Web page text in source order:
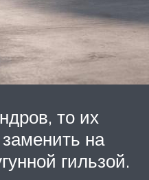
то их
на
гильзой.